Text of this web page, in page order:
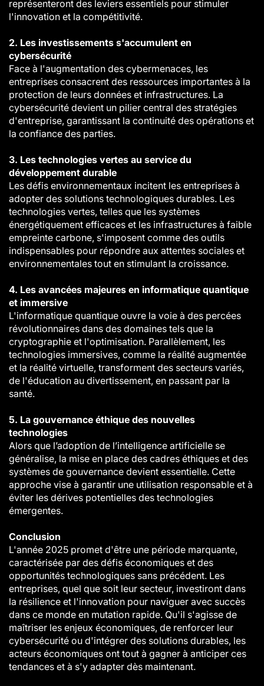
représenteront des leviers essentiels pour stimuler
l'innovation et la compétitivité.
2. Les investissements s'accumulent en
cybersécurité
Face à l'augmentation des cybermenaces, les
entreprises consacrent des ressources importantes à la
protection de leurs données et infrastructures. La
cybersécurité devient un pilier central des stratégies
d'entreprise, garantissant la continuité des opérations et
la confiance des parties.
3. Les technologies vertes au service du
développement durable
Les défis environnementaux incitent les entreprises à
adopter des solutions technologiques durables. Les
technologies vertes, telles que les systèmes
énergétiquement efficaces et les infrastructures à faible
empreinte carbone, s'imposent comme des outils
indispensables pour répondre aux attentes sociales et
environnementales tout en stimulant la croissance.
4. Les avancées majeures en informatique quantique
et immersive
L'informatique quantique ouvre la voie à des percées
révolutionnaires dans des domaines tels que la
cryptographie et l'optimisation. Parallèlement, les
technologies immersives, comme la réalité augmentée
et la réalité virtuelle, transforment des secteurs variés,
de l'éducation au divertissement, en passant par la
santé.
5. La gouvernance éthique des nouvelles
technologies
Alors que l’adoption de l’intelligence artificielle se
généralise, la mise en place des cadres éthiques et des
systèmes de gouvernance devient essentielle. Cette
approche vise à garantir une utilisation responsable et à
éviter les dérives potentielles des technologies
émergentes.
Conclusion
L'année 2025 promet d'être une période marquante,
caractérisée par des défis économiques et des
opportunités technologiques sans précédent. Les
entreprises, quel que soit leur secteur, investiront dans
la résilience et l'innovation pour naviguer avec succès
dans ce monde en mutation rapide. Qu'il s'agisse de
maîtriser les enjeux économiques, de renforcer leur
cybersécurité ou d'intégrer des solutions durables, les
acteurs économiques ont tout à gagner à anticiper ces
tendances et à s'y adapter dès maintenant.